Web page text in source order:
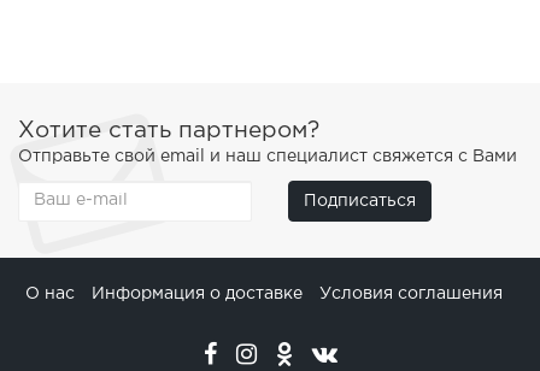
Хотите стать партнером?
Отправьте свой email и наш специалист свяжется с Вами
Подписаться
О нас Информация о доставке Условия соглашения